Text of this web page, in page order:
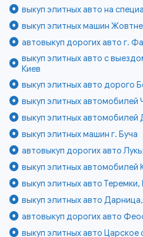
выкуп элитных авто на
выкуп элитных машин
автовыкуп дорогих авто г.
выкуп элитных авто с
Киев
выкуп элитных авто дорого
выкуп элитных автомобилей
выкуп элитных автомобилей
выкуп элитных машин г. Буча
автовыкуп дорогих авто
выкуп элитных автомобилей
выкуп элитных авто Теремки,
выкуп элитных авто
автовыкуп дорогих авто
выкуп элитных авто Царское